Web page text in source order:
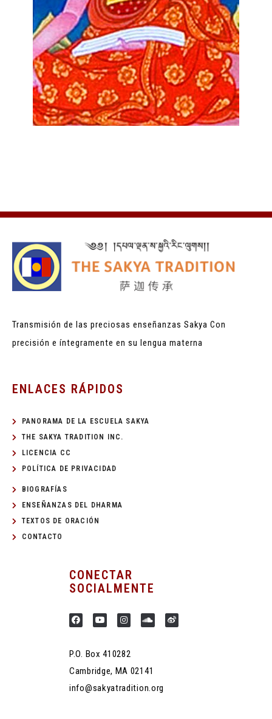
Transmisión de las preciosas enseñanzas Sakya Con
precisión e íntegramente en su lengua materna
ENLACES RÁPIDOS
PANORAMA DE LA ESCUELA SAKYA
THE SAKYA TRADITION INC.
LICENCIA CC
POLÍTICA DE PRIVACIDAD
BIOGRAFÍAS
ENSEÑANZAS DEL DHARMA
TEXTOS DE ORACIÓN
CONTACTO
CONECTAR
SOCIALMENTE
P.O. Box 410282
Cambridge, MA 02141
info@sakyatradition.org